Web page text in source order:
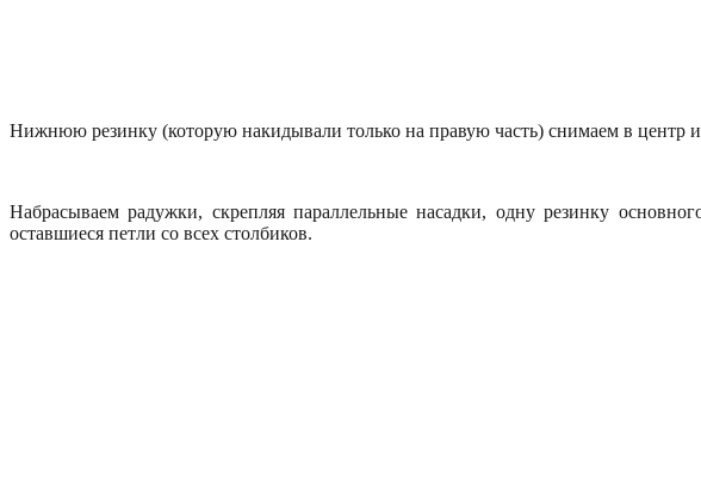
Нижнюю резинку (которую накидывали только на правую часть) снимаем в центр
Набрасываем радужки, скрепляя параллельные насадки, одну резинку
оставшиеся петли со всех столбиков.